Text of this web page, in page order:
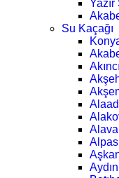
Yazır
Su Kaçağı